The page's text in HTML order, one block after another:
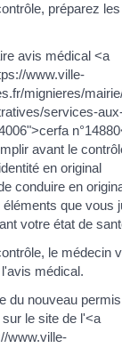
préparez
avis médical <a
www.ville-
mignieres/
services-
avant le
en original
conduire en
éléments que vous
votre état de
le médecin
médical.
du nouveau
le site de l'<a
www.ville-